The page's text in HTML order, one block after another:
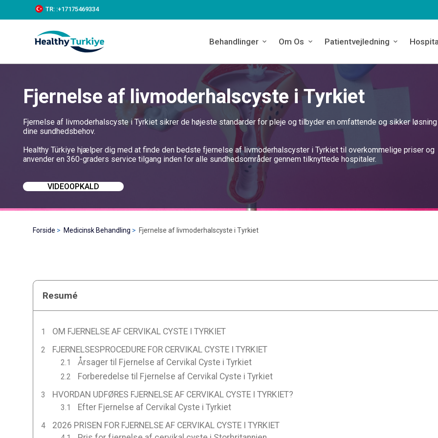
k
c
TR: :+‪17175469334‬
Behandlinger Om Os Patientvejledning
Fjernelse af livmoderhalscyste i Tyrkiet
Fjernelse af livmoderhalscyste i Tyrkiet sikrer de højeste standarder for pleje og tilbyder en omfattende og sikker
dine sundhedsbehov.
Healthy Türkiye hjælper dig med at finde den bedste fjernelse af livmoderhalscyster i Tyrkiet til overkommelige priser og
anvender en 360-graders service tilgang inden for alle sundhedsområder gennem tilknyttede hospitaler.
VIDEOOPKALD
Forside Medicinsk Behandling Fjernelse af livmoderhalscyste i Tyrkiet
Resumé
OM FJERNELSE AF CERVIKAL CYSTE I TYRKIET
FJERNELSESPROCEDURE FOR CERVIKAL CYSTE I TYRKIET
Årsager til Fjernelse af Cervikal Cyste i Tyrkiet
Forberedelse til Fjernelse af Cervikal Cyste i Tyrkiet
HVORDAN UDFØRES FJERNELSE AF CERVIKAL CYSTE I TYRKIET?
Efter Fjernelse af Cervikal Cyste i Tyrkiet
2026 PRISEN FOR FJERNELSE AF CERVIKAL CYSTE I TYRKIET